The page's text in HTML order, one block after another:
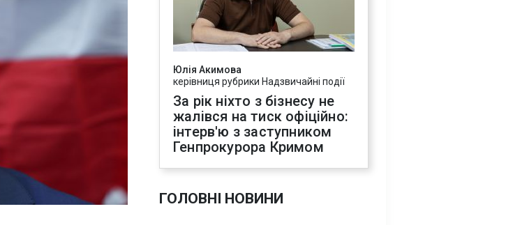
Юлія Акимова
керівниця рубрики Надзвичайні події
За рік ніхто з бізнесу не
жалівся на тиск офіційно:
інтерв'ю з заступником
Генпрокурора Кримом
ГОЛОВНІ НОВИНИ